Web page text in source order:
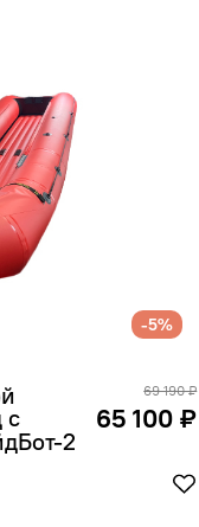
-5%
с
2
69 190 ₽
65 100 ₽